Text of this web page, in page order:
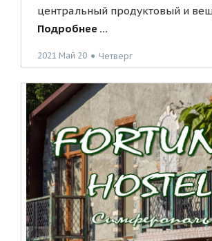
центральный продуктовый и
Подробнее ...
2021 Май 20 ● Четверг